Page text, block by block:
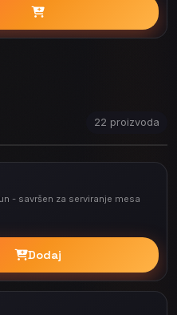
22 proizvoda
- savršen za serviranje mesa
Dodaj